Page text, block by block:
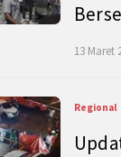
13 Maret
Regional